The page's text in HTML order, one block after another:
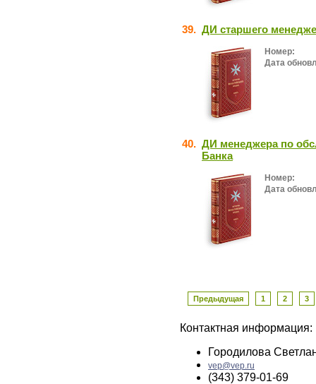
39. ДИ старшего
Номер:
Дата
40. ДИ менеджера по
Банка
Номер:
Дата
Предыдущая 1 2 3
Контактная информация:
Городилова
vep@vep.ru
(343) 379-01-69